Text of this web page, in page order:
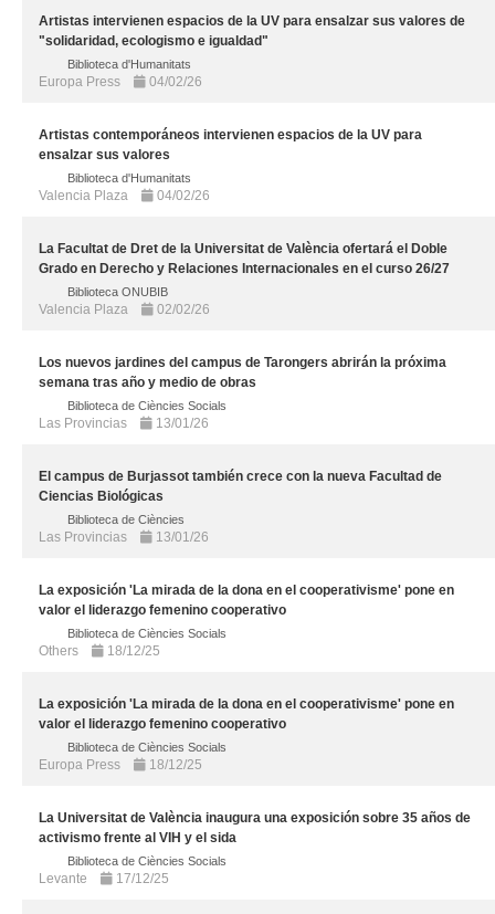
Artistas intervienen espacios de la UV para ensalzar sus valores de
"solidaridad, ecologismo e igualdad"
Biblioteca d'Humanitats
Europa Press 04/02/26
Artistas contemporáneos intervienen espacios de la UV para
ensalzar sus valores
Biblioteca d'Humanitats
Valencia Plaza 04/02/26
La Facultat de Dret de la Universitat de València ofertará el Doble
Grado en Derecho y Relaciones Internacionales en el curso 26/27
Biblioteca ONUBIB
Valencia Plaza 02/02/26
Los nuevos jardines del campus de Tarongers abrirán la próxima
semana tras año y medio de obras
Biblioteca de Ciències Socials
Las Provincias 13/01/26
El campus de Burjassot también crece con la nueva Facultad de
Ciencias Biológicas
Biblioteca de Ciències
Las Provincias 13/01/26
La exposición 'La mirada de la dona en el cooperativisme' pone en
valor el liderazgo femenino cooperativo
Biblioteca de Ciències Socials
Others 18/12/25
La exposición 'La mirada de la dona en el cooperativisme' pone en
valor el liderazgo femenino cooperativo
Biblioteca de Ciències Socials
Europa Press 18/12/25
La Universitat de València inaugura una exposición sobre 35 años de
activismo frente al VIH y el sida
Biblioteca de Ciències Socials
Levante 17/12/25